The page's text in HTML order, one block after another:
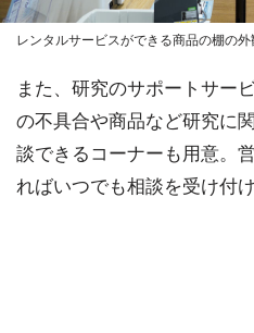
レンタルサービスができる商品の棚の外
また、研究のサポートサー
の不具合や商品など研究に
談できるコーナーも用意。
ればいつでも相談を受け付